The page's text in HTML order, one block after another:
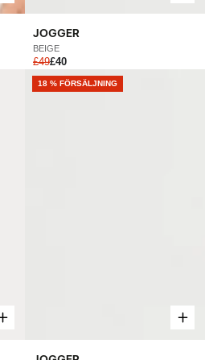
JOGGER
BEIGE
£49£40
NEW
18 % FÖRSÄLJNING